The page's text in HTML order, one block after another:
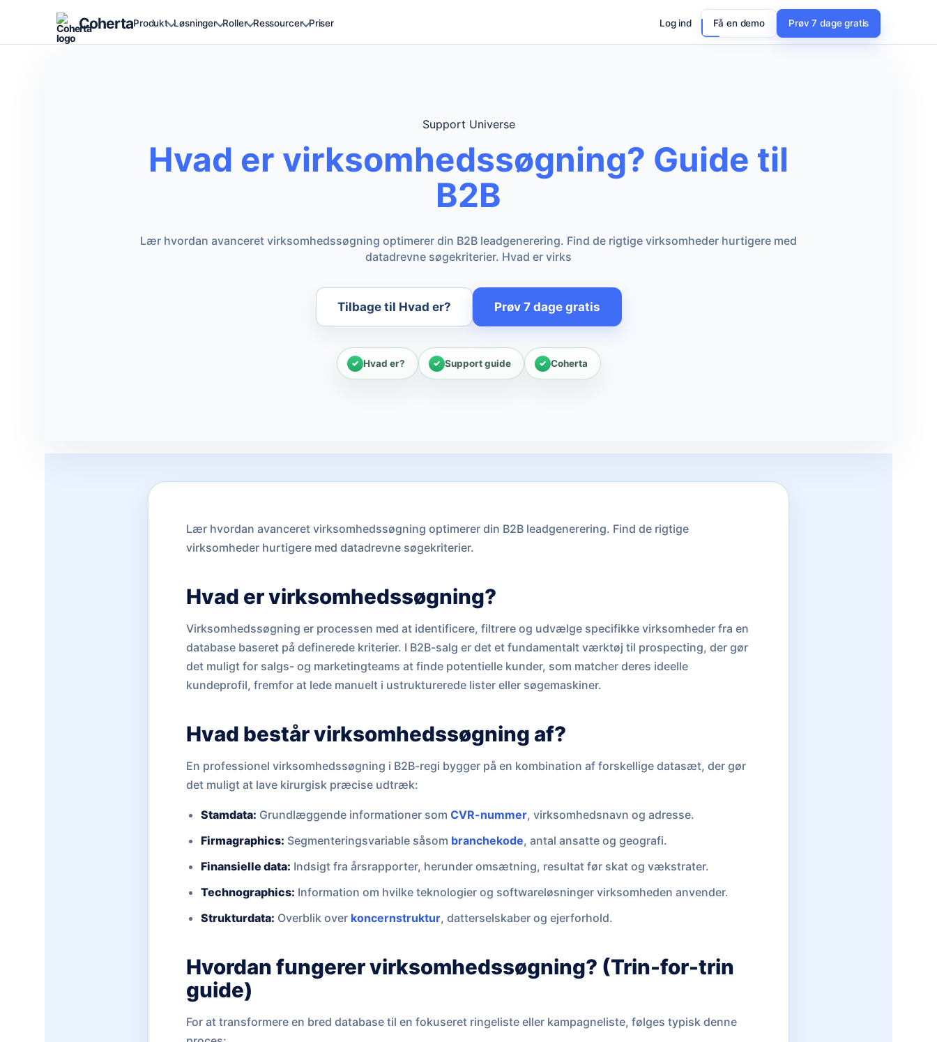
CohertaProdukt Løsninger Roller Ressourcer Priser Log ind Få en demo Prøv 7 dage gratis
Support Universe
Hvad er virksomhedssøgning? Guide til
B2B
Lær hvordan avanceret virksomhedssøgning optimerer din B2B leadgenerering. Find de rigtige virksomheder hurtigere med
datadrevne søgekriterier. Hvad er virks
Tilbage til Hvad er? Prøv 7 dage gratis
Hvad er? Support guide Coherta
Lær hvordan avanceret virksomhedssøgning optimerer din B2B leadgenerering. Find de rigtige
virksomheder hurtigere med datadrevne søgekriterier.
Hvad er virksomhedssøgning?
Virksomhedssøgning er processen med at identificere, filtrere og udvælge specifikke virksomheder fra en
database baseret på definerede kriterier. I B2B-salg er det et fundamentalt værktøj til prospecting, der gør
det muligt for salgs- og marketingteams at finde potentielle kunder, som matcher deres ideelle
kundeprofil, fremfor at lede manuelt i ustrukturerede lister eller søgemaskiner.
Hvad består virksomhedssøgning af?
En professionel virksomhedssøgning i B2B-regi bygger på en kombination af forskellige datasæt, der gør
det muligt at lave kirurgisk præcise udtræk:
Stamdata: Grundlæggende informationer somCVR-nummer, virksomhedsnavn og adresse.
Firmagraphics: Segmenteringsvariable såsom branchekode, antal ansatte og geografi.
Finansielle data: Indsigt fra årsrapporter, herunder omsætning, resultat før skat og vækstrater.
Technographics: Information om hvilke teknologier og softwareløsninger virksomheden anvender.
Strukturdata: Overblik over koncernstruktur, datterselskaber og ejerforhold.
Hvordan fungerer virksomhedssøgning? (Trin-for-trin
guide)
For at transformere en bred database til en fokuseret ringeliste eller kampagneliste, følges typisk denne